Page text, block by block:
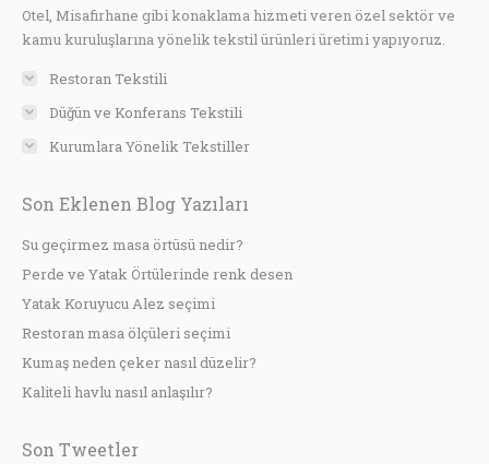
Otel, Misafirhane gibi konaklama hizmeti veren özel sektör ve
kamu kuruluşlarına yönelik tekstil ürünleri üretimi yapıyoruz.
Restoran Tekstili
Düğün ve Konferans Tekstili
Kurumlara Yönelik Tekstiller
Son Eklenen Blog Yazıları
Su geçirmez masa örtüsü nedir?
Perde ve Yatak Örtülerinde renk desen
Yatak Koruyucu Alez seçimi
Restoran masa ölçüleri seçimi
Kumaş neden çeker nasıl düzelir?
Kaliteli havlu nasıl anlaşılır?
Son Tweetler